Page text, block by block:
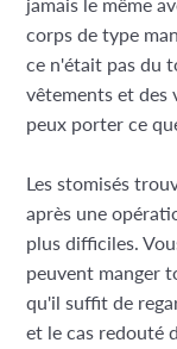
corps de type
ce n'était pas du
vêtements et des
peux porter ce
Les stomisés
après une
plus difficiles.
peuvent manger
qu'il suffit de
et le cas redouté